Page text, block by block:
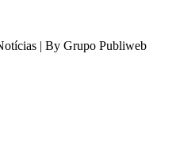
| By Grupo Publiweb